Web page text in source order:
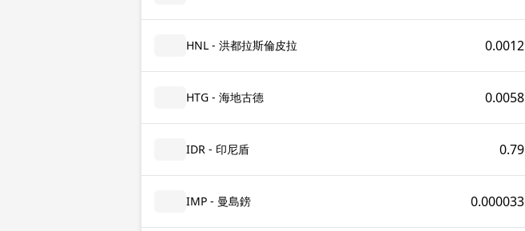
HNL - 洪都拉斯倫皮拉 0.0012
HTG - 海地古德 0.0058
IDR - 印尼盾 0.79
IMP - 曼島鎊 0.000033